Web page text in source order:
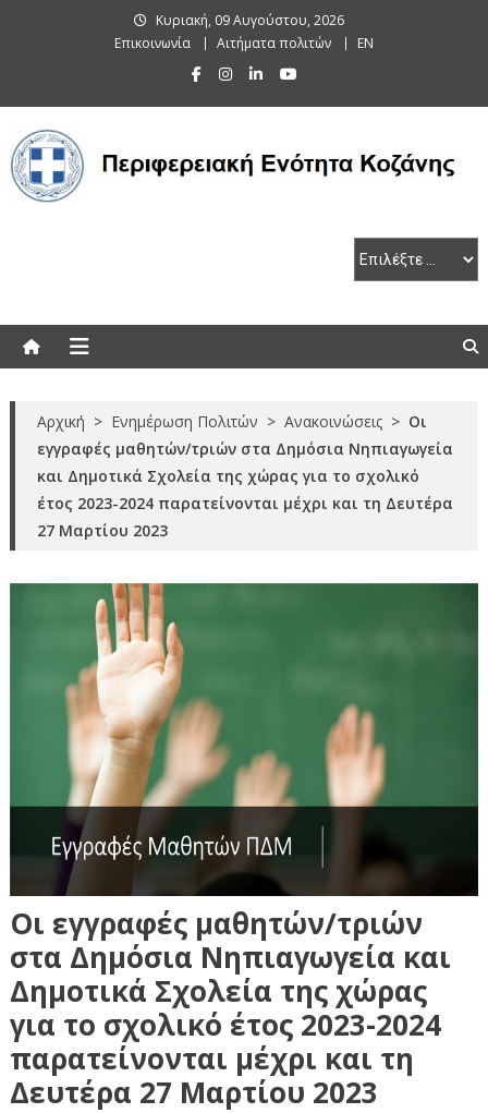
Κυριακή, 09 Αυγούστου, 2026
Επικοινωνία
Αιτήματα πολιτών EN
Αρχική > Ενημέρωση Πολιτών > Ανακοινώσεις > Οι
εγγραφές μαθητών/τριών στα Δημόσια Νηπιαγωγεία
και Δημοτικά Σχολεία της χώρας για το σχολικό
έτος 2023-2024 παρατείνονται μέχρι και τη Δευτέρα
27 Μαρτίου 2023
Οι εγγραφές μαθητών/τριών
στα Δημόσια Νηπιαγωγεία και
Δημοτικά Σχολεία της χώρας
για το σχολικό έτος 2023-2024
παρατείνονται μέχρι και τη
Δευτέρα 27 Μαρτίου 2023